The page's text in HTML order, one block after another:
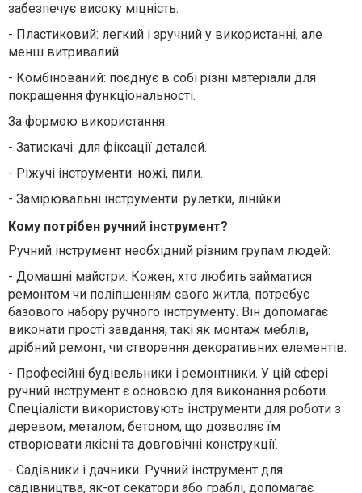
забезпечує високу міцність.
- Пластиковий: легкий і зручний у використанні, але
менш витривалий.
- Комбінований: поєднує в собі різні матеріали для
покращення функціональності.
За формою використання:
- Затискачі: для фіксації деталей.
- Ріжучі інструменти: ножі, пили.
- Замірювальні інструменти: рулетки, лінійки.
Кому потрібен ручний інструмент?
Ручний інструмент необхідний різним групам людей:
- Домашні майстри. Кожен, хто любить займатися
ремонтом чи поліпшенням свого житла, потребує
базового набору ручного інструменту. Він допомагає
виконати прості завдання, такі як монтаж меблів,
дрібний ремонт, чи створення декоративних елементів.
- Професійні будівельники і ремонтники. У цій сфері
ручний інструмент є основою для виконання роботи.
Спеціалісти використовують інструменти для роботи з
деревом, металом, бетоном, що дозволяє їм
створювати якісні та довговічні конструкції.
- Садівники і дачники. Ручний інструмент для
садівництва, як-от секатори або граблі, допомагає